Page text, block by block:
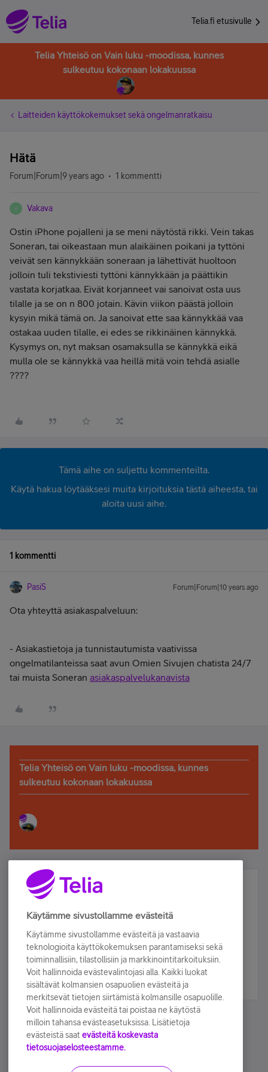
Telia.fi etusivulle
Telia Yhteisö on Vain luku -moodissa, kunnes
sulkeutuu kokonaan lokakuussa
Laitteiden käyttökokemukset sekä ongelmanratkaisu
Hätä
Forum|Forum|9 years ago 1 kommentti
V Vakava
Ostin iPhone pojalleni ja se meni näytöstä rikki. Vein takas
Soneran, tai oikeastaan mun alaikäinen poikani ja tyttöni
veivät sen kännykkään soneraan ja lähettivät huoltoon
jolloin tuli tekstiviesti tyttöni kännykkään ja päättikin
vastata korjatkaa. Eivät korjanneet vai sanoivat osta uus
tilalle ja se on n 800 jotain. Kävin viikon päästä jolloin
kysyin mikä tämä on. Ja sanoivat ette saa kännykkää vaa
ostakaa uuden tilalle, ei edes se rikkinäinen kännykkä.
Kysymys on, nyt maksan osamaksulla se kännykkä eikä
mulla ole se kännykkä vaa heillä mitä voin tehdä asialle
????
Tämä aihe on suljettu kommenteilta.
Käytä hakua löytääksesi muita kirjoituksia tästä aiheesta, tai
aloita uusi aihe.
1 kommentti
PasiS Forum|Forum|10 years ago
Ota yhteyttä asiakaspalveluun:
- Asiakastietoja ja tunnistautumista vaativissa
ongelmatilanteissa saat avun Omien Sivujen chatista 24/7
tai muista Soneran asiakaspalvelukanavista
Telia Yhteisö on Vain luku -moodissa, kunnes
sulkeutuu kokonaan lokakuussa
Älä jää paitsi – osallistu ja voita!
Tilaa Telian uutiskirje ja olet mukana arvonnassa.
sähköpostiisi.
Tilaa nyt
Käytämme sivustollamme evästeitä
Käytämme sivustollamme evästeitä ja vastaavia
teknologioita käyttökokemuksen parantamiseksi sekä
toiminnallisiin, tilastollisiin ja markkinointitarkoituksiin.
Voit hallinnoida evästevalintojasi alla. Kaikki luokat
sisältävät kolmansien osapuolien evästeitä ja
merkitsevät tietojen siirtämistä kolmansille osapuolille.
Voit hallinnoida evästeitä tai poistaa ne käytöstä
milloin tahansa evästeasetuksissa. Lisätietoja
evästeistä saat evästeitä koskevasta
tietosuojaselosteestamme.